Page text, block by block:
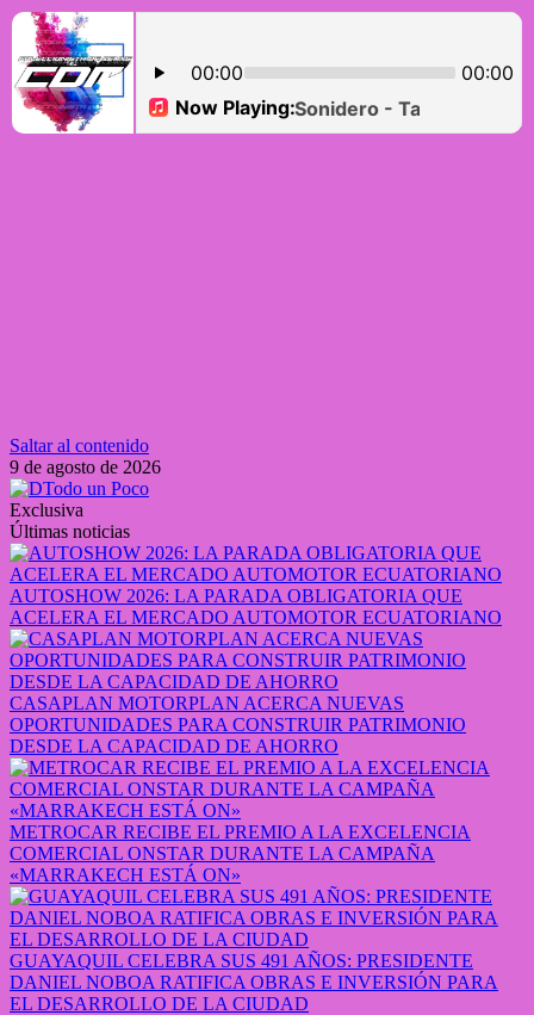
Saltar al contenido
9 de agosto de 2026
Exclusiva
Últimas noticias
AUTOSHOW 2026: LA PARADA OBLIGATORIA QUE
ACELERA EL MERCADO AUTOMOTOR ECUATORIANO
CASAPLAN MOTORPLAN ACERCA NUEVAS
OPORTUNIDADES PARA CONSTRUIR PATRIMONIO
DESDE LA CAPACIDAD DE AHORRO
METROCAR RECIBE EL PREMIO A LA EXCELENCIA
COMERCIAL ONSTAR DURANTE LA CAMPAÑA
«MARRAKECH ESTÁ ON»
GUAYAQUIL CELEBRA SUS 491 AÑOS: PRESIDENTE
DANIEL NOBOA RATIFICA OBRAS E INVERSIÓN PARA
EL DESARROLLO DE LA CIUDAD